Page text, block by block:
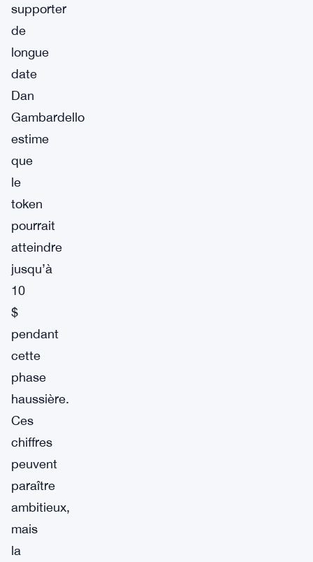
supporter
de
longue
date
Dan
Gambardello
estime
que
le
token
pourrait
atteindre
jusqu’à
10
$
pendant
cette
phase
haussière.
Ces
chiffres
peuvent
paraître
ambitieux,
mais
la